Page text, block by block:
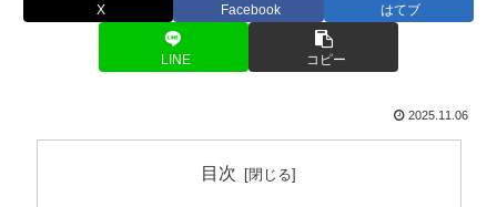
X Facebook はてブ
LINE コピー
2025.11.06
目次